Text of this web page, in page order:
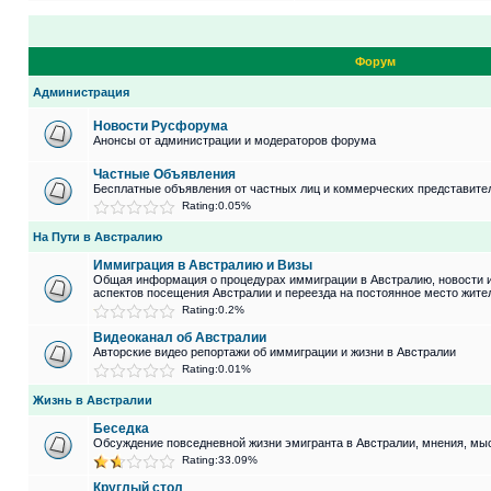
Форум
Администрация
Новости Русфорума
Анонсы от администрации и модераторов форума
Частные Объявления
Бесплатные объявления от частных лиц и коммерческих
Rating:0.05%
На Пути в Австралию
Иммиграция в Австралию и Визы
Общая информация о процедурах иммиграции в Австралию, новости
аспектов посещения Австралии и переезда на постоянное место
Rating:0.2%
Видеоканал об Австралии
Авторские видео репортажи об иммиграции и жизни в Австралии
Rating:0.01%
Жизнь в Австралии
Беседка
Обсуждение повседневной жизни эмигранта в Австралии, мнения,
Rating:33.09%
Круглый стол